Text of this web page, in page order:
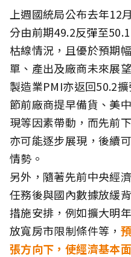
上週國統局公布去年12
分由前期49.2反彈至
枯線情況，且優於預期
單、產出及廠商未來展
製造業PMI亦返回50.2
節前廠商提早備貨、美
現等因素帶動，而先前
亦可能逐步展現，後續
情勢。
另外，隨著先前中央經
任務後與國內數據放緩
措施安排，例如擴大明
放寬房市限制條件等，
張方向下，使經濟基本